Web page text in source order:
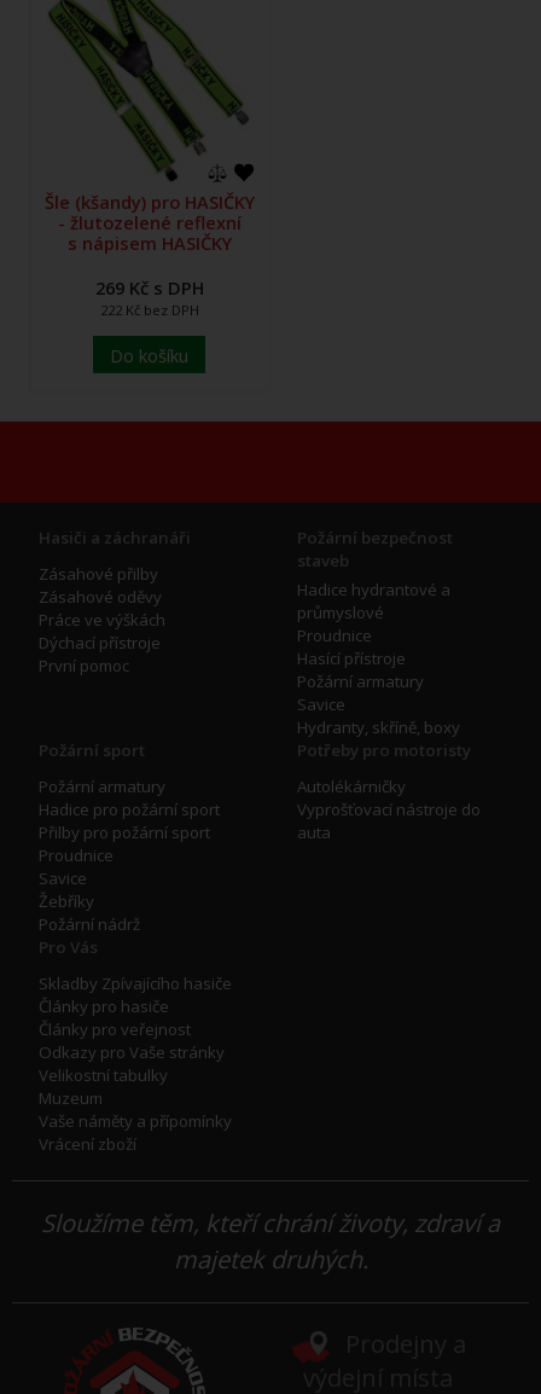
Šle (kšandy) pro HASIČKY
- žlutozelené reflexní
s nápisem HASIČKY
269 Kč s DPH
222 Kč bez DPH
Do košíku
Hasiči a záchranáři
Zásahové přilby
Zásahové oděvy
Práce ve výškách
Dýchací přístroje
První pomoc
Požární bezpečnost
staveb
Hadice hydrantové a
průmyslové
Proudnice
Hasící přístroje
Požární armatury
Savice
Hydranty, skříně, boxy
Požární sport
Požární armatury
Hadice pro požární sport
Přilby pro požární sport
Proudnice
Savice
Žebříky
Požární nádrž
Potřeby pro motoristy
Autolékárničky
Vyprošťovací nástroje do
auta
Pro Vás
Skladby Zpívajícího hasiče
Články pro hasiče
Články pro veřejnost
Odkazy pro Vaše stránky
Velikostní tabulky
Muzeum
Vaše náměty a přípomínky
Vrácení zboží
Sloužíme těm, kteří chrání životy, zdraví a
majetek druhých.